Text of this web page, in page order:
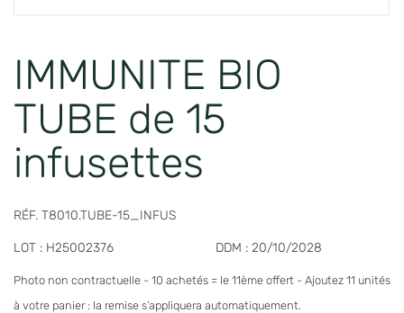
IMMUNITE BIO
TUBE de 15
infusettes
RÉF. T8010.TUBE-15_INFUS
LOT : H25002376 DDM : 20/10/2028
Photo non contractuelle - 10 achetés = le 11ème offert - Ajoutez 11 unités
à votre panier : la remise s’appliquera automatiquement.